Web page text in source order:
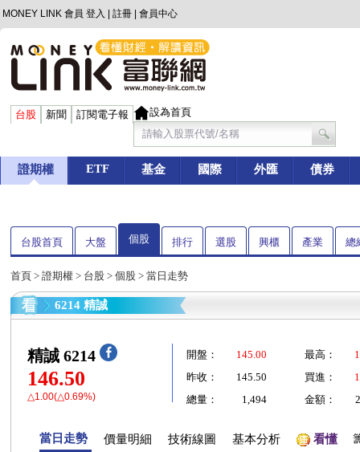
MONEY LINK 會員 登入 註冊 會員中心
台股 新聞 訂閱電子報 設為首頁
證期權 ETF 基金 國際 外匯 債券
台股首頁 大盤 個股 排行 選股 興櫃 產業 總
首頁 > 證期權 > 台股 > 個股 > 當日走勢
6214 精誠
精誠 6214
146.50
△1.00(△0.69%)
開盤： 145.00 最高：
昨收：
145.50 買進：
總量：
1,494 金額：
當日走勢 價量明細 技術線圖 基本分析 看懂